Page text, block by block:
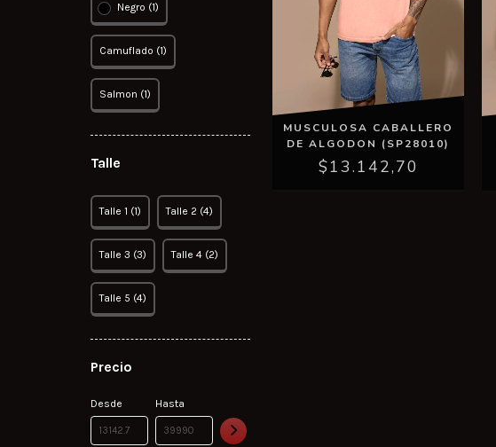
Negro (1)
Camuflado (1)
Salmon (1)
Talle
Talle 1 (1) Talle 2 (4)
Talle 3 (3) Talle 4 (2)
Talle 5 (4)
Precio
Desde Hasta
MUSCULOSA CABALLERO
DE ALGODON (SP28010)
$13.142,70